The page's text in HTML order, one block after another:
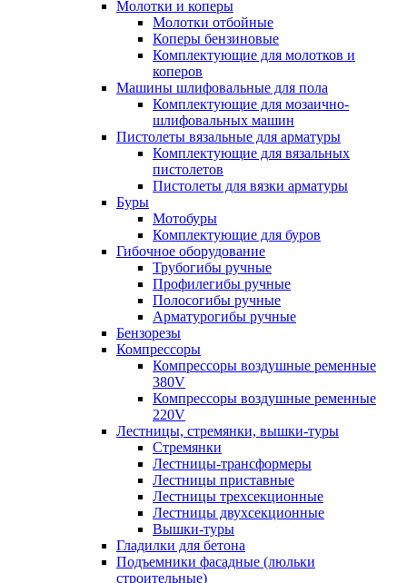
Молотки и коперы
Молотки отбойные
Коперы бензиновые
Комплектующие для молотков и
коперов
Машины шлифовальные для пола
Комплектующие для мозаично-
шлифовальных машин
Пистолеты вязальные для арматуры
Комплектующие для вязальных
пистолетов
Пистолеты для вязки арматуры
Буры
Мотобуры
Комплектующие для буров
Гибочное оборудование
Трубогибы ручные
Профилегибы ручные
Полосогибы ручные
Арматурогибы ручные
Бензорезы
Компрессоры
Компрессоры воздушные ременные
380V
Компрессоры воздушные ременные
220V
Лестницы, стремянки, вышки-туры
Стремянки
Лестницы-трансформеры
Лестницы приставные
Лестницы трехсекционные
Лестницы двухсекционные
Вышки-туры
Гладилки для бетона
Подъемники фасадные (люльки
строительные)